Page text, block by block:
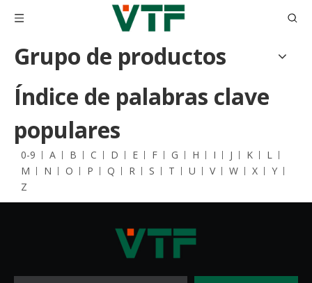
Grupo de productos
Índice de palabras clave
populares
0-9 A B C D E F G H I J K
L
M
N O P Q R S T U V W X
Y
Z